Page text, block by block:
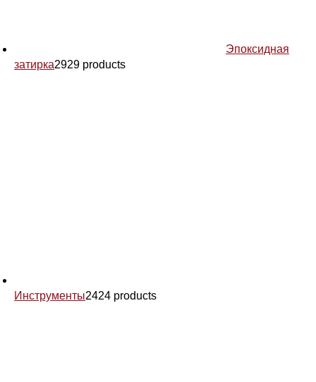
Эпоксидная
затирка2929 products
Инструменты2424 products